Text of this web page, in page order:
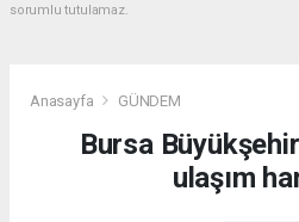
sorumlu tutulamaz.
Anasayfa GÜNDEM
Bursa
ulaşım